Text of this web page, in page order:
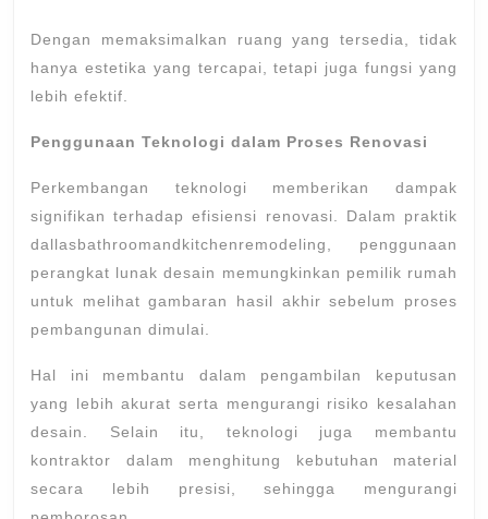
Dengan memaksimalkan ruang yang tersedia, tidak
hanya estetika yang tercapai, tetapi juga fungsi yang
lebih efektif.
Penggunaan Teknologi dalam Proses Renovasi
Perkembangan teknologi memberikan dampak
signifikan terhadap efisiensi renovasi. Dalam praktik
dallasbathroomandkitchenremodeling, penggunaan
perangkat lunak desain memungkinkan pemilik rumah
untuk melihat gambaran hasil akhir sebelum proses
pembangunan dimulai.
Hal ini membantu dalam pengambilan keputusan
yang lebih akurat serta mengurangi risiko kesalahan
desain. Selain itu, teknologi juga membantu
kontraktor dalam menghitung kebutuhan material
secara lebih presisi, sehingga mengurangi